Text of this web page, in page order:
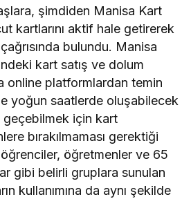
şimdiden Manisa Kart
kartlarını aktif hale getirerek
bulundu. Manisa
kart satış ve dolum
online platformlardan temin
yoğun saatlerde oluşabilecek
geçebilmek için kart
bırakılmaması gerektiği
öğrenciler, öğretmenler ve 65
gibi belirli gruplara sunulan
kullanımına da aynı şekilde